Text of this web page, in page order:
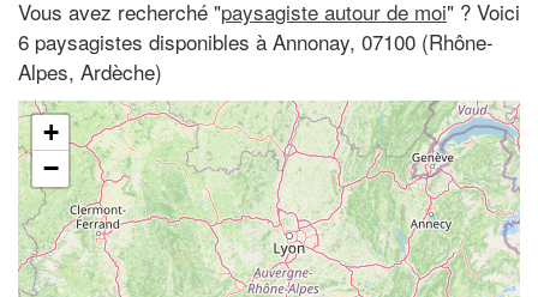
Vous avez recherché "paysagiste autour de moi" ? Voici
6 paysagistes disponibles à Annonay, 07100 (Rhône-
Alpes, Ardèche)
+
−